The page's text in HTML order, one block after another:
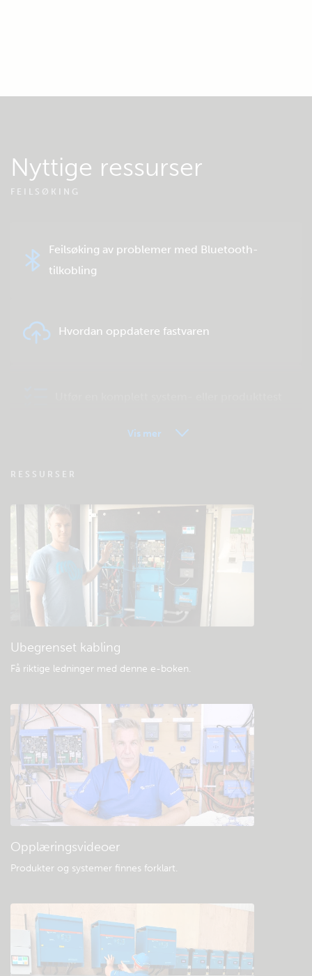
Nyttige ressurser
FEILSØKING
Feilsøking av problemer med Bluetooth-
tilkobling
Hvordan oppdatere fastvaren
Sjekk fellesskapets kunnskapsbase
Generell nedlasting og dokumentasjon
Vis mer
RESSURSER
Ubegrenset kabling
Få riktige ledninger med denne e-boken.
Opplæringsvideoer
Produkter og systemer finnes forklart.